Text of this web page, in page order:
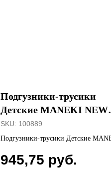
Подгузники-трусики
Детские MANEKI NEW
размер XL, >12кг, 38шт.
SKU: 100889
Подгузники-трусики Детские
945,75 руб.